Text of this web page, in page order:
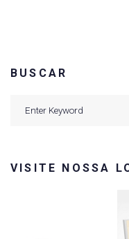
BUSCAR
VISITE NOSSA